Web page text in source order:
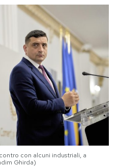
con alcuni industriali, a
Ghirda)